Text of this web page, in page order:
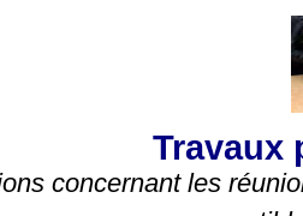
Travaux
concernant les